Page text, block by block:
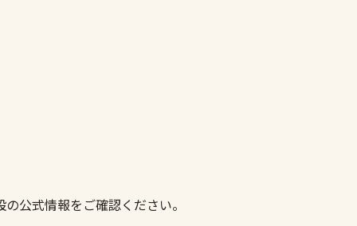
公式情報をご確認ください。